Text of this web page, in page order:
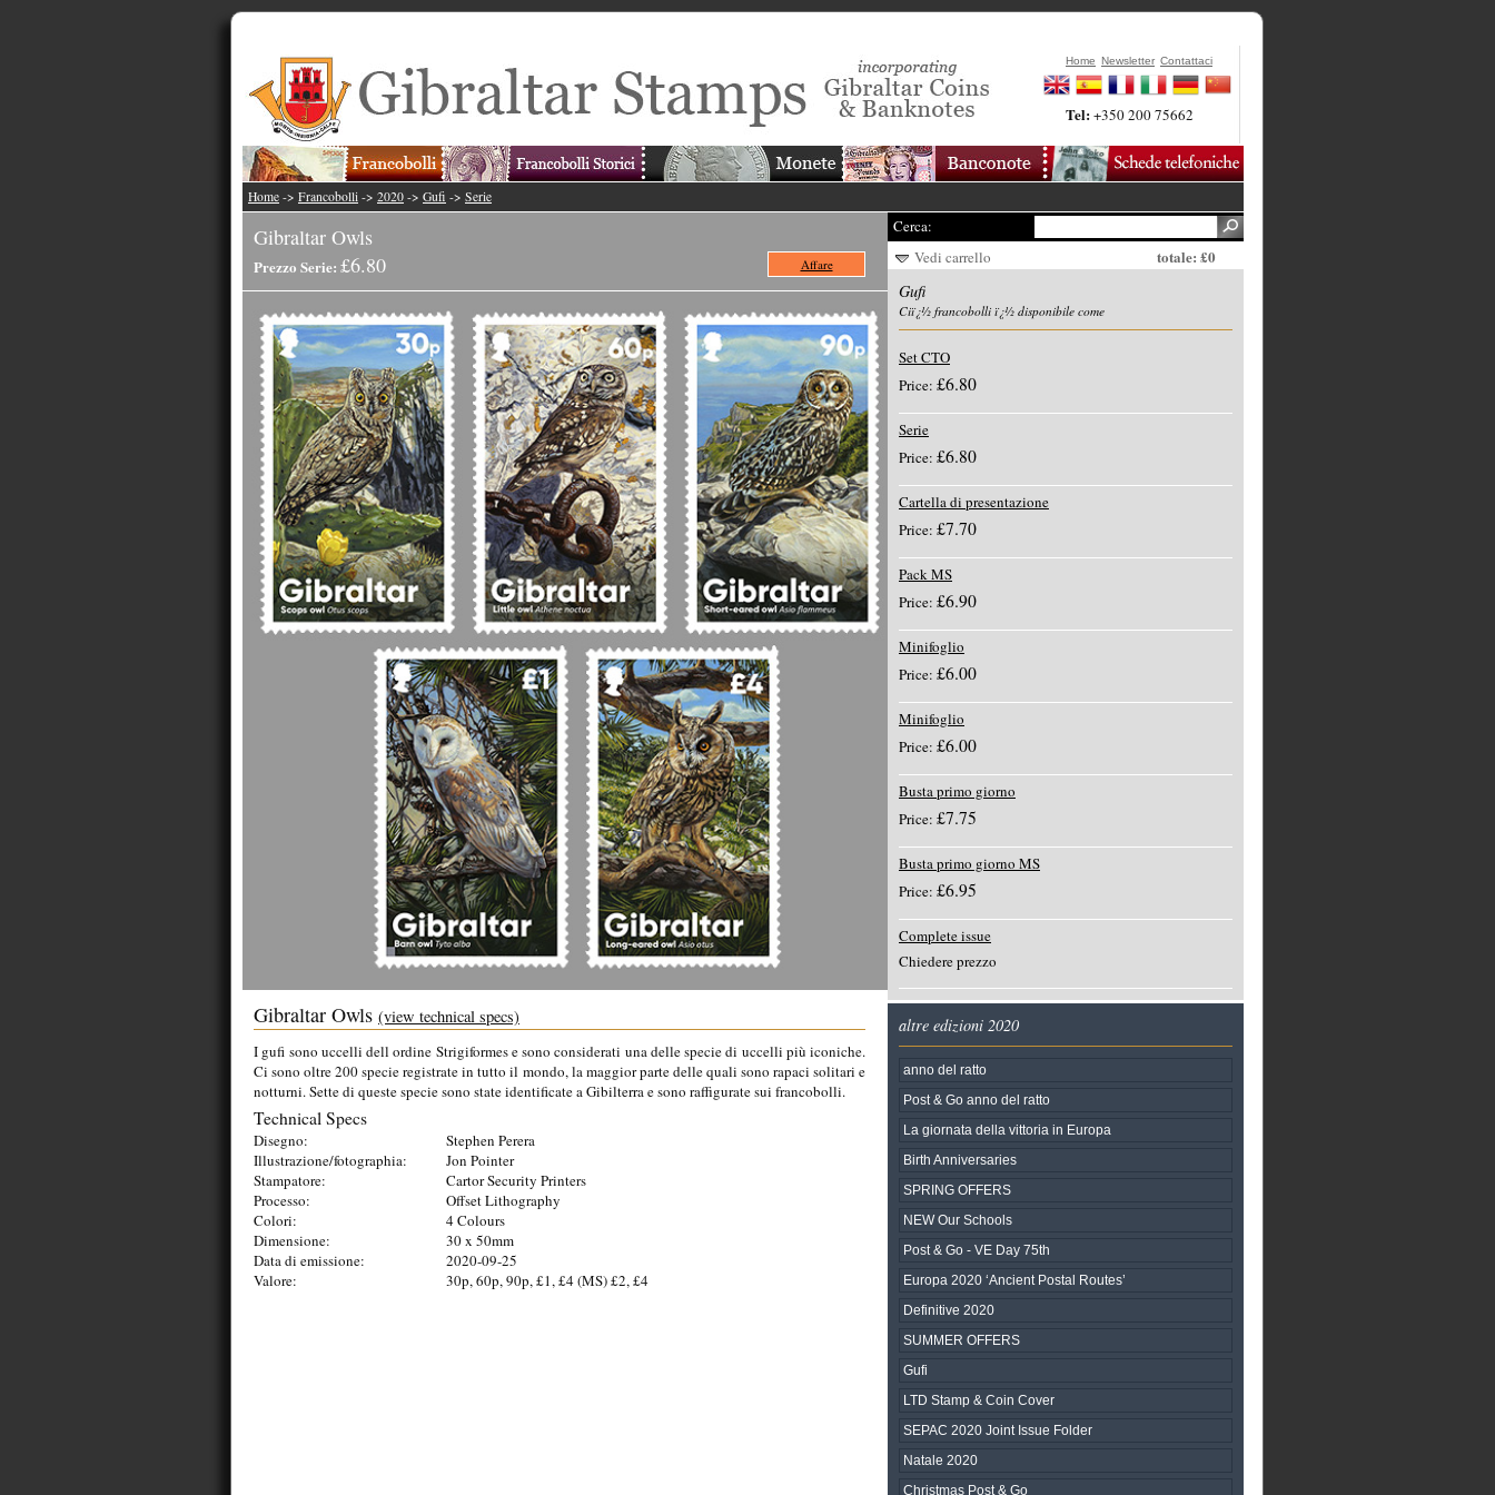
Home Newsletter Contattaci
Tel:+350 200 75662
Home -> Francobolli -> 2020 -> Gufi -> Serie
Gibraltar Owls
Prezzo Serie: £6.80 Affare
Gibraltar Owls (view technical specs)
I gufi sono uccelli dell ordine Strigiformes e sono considerati una delle specie di uccelli più iconiche.
Ci sono oltre 200 specie registrate in tutto il mondo, la maggior parte delle quali sono rapaci solitari e
notturni. Sette di queste specie sono state identificate a Gibilterra e sono raffigurate sui francobolli.
Technical Specs
Disegno:
Stephen Perera
Illustrazione/fotographia:
Jon Pointer
Stampatore:
Cartor Security Printers
Processo:
Offset Lithography
Colori:
4 Colours
Dimensione:
30 x 50mm
Data di emissione:
2020-09-25
Valore:
30p, 60p, 90p, £1, £4 (MS) £2, £4
Cerca:
Vedi carrello
totale: £0
Gufi
Ciï¿½ francobolli ï¿½ disponibile come
Set CTO
Price: £6.80
Serie
Price: £6.80
Cartella di presentazione
Price: £7.70
Pack MS
Price: £6.90
Minifoglio
Price: £6.00
Minifoglio
Price: £6.00
Busta primo giorno
Price: £7.75
Busta primo giorno MS
Price: £6.95
Complete issue
Chiedere prezzo
altre edizioni 2020
anno del ratto
Post & Go anno del ratto
La giornata della vittoria in Europa
Birth Anniversaries
SPRING OFFERS
NEW Our Schools
Post & Go - VE Day 75th
Europa 2020 ‘Ancient Postal Routes’
Definitive 2020
SUMMER OFFERS
Gufi
LTD Stamp & Coin Cover
SEPAC 2020 Joint Issue Folder
Natale 2020
Christmas Post & Go